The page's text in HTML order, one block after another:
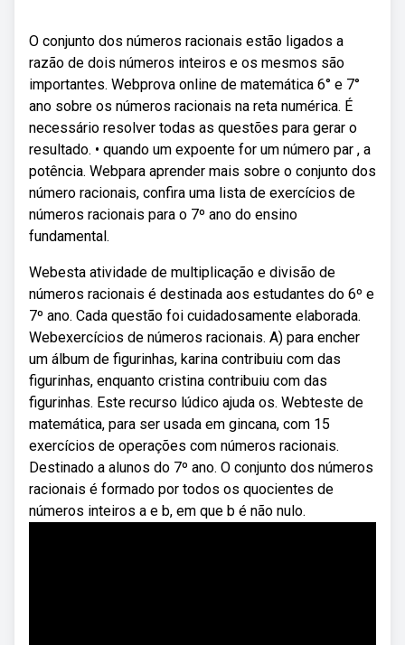
O conjunto dos números racionais estão ligados a
razão de dois números inteiros e os mesmos são
importantes. Webprova online de matemática 6° e 7°
ano sobre os números racionais na reta numérica. É
necessário resolver todas as questões para gerar o
resultado. • quando um expoente for um número par , a
potência. Webpara aprender mais sobre o conjunto dos
número racionais, confira uma lista de exercícios de
números racionais para o 7º ano do ensino
fundamental.
Webesta atividade de multiplicação e divisão de
números racionais é destinada aos estudantes do 6º e
7º ano. Cada questão foi cuidadosamente elaborada.
Webexercícios de números racionais. A) para encher
um álbum de figurinhas, karina contribuiu com das
figurinhas, enquanto cristina contribuiu com das
figurinhas. Este recurso lúdico ajuda os. Webteste de
matemática, para ser usada em gincana, com 15
exercícios de operações com números racionais.
Destinado a alunos do 7º ano. O conjunto dos números
racionais é formado por todos os quocientes de
números inteiros a e b, em que b é não nulo.